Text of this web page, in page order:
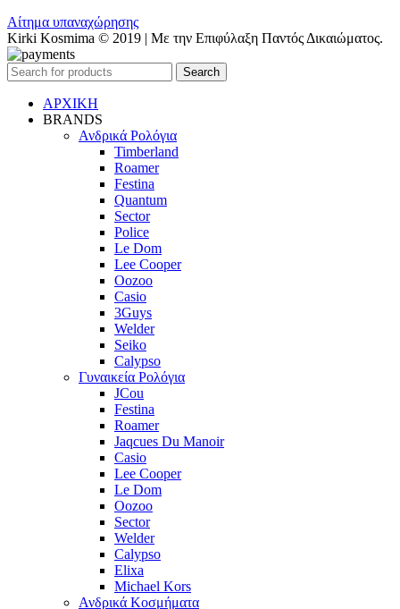
Αίτημα υπαναχώρησης
Kirki Kosmima © 2019 | Με την Επιφύλαξη Παντός Δικαιώματος.
Search
ΑΡΧΙΚΗ
BRANDS
Ανδρικά Ρολόγια
Timberland
Roamer
Festina
Quantum
Sector
Police
Le Dom
Lee Cooper
Oozoo
Casio
3Guys
Welder
Seiko
Calypso
Γυναικεία Ρολόγια
JCou
Festina
Roamer
Jaqcues Du Manoir
Casio
Lee Cooper
Le Dom
Oozoo
Sector
Welder
Calypso
Elixa
Michael Kors
Ανδρικά Κοσμήματα